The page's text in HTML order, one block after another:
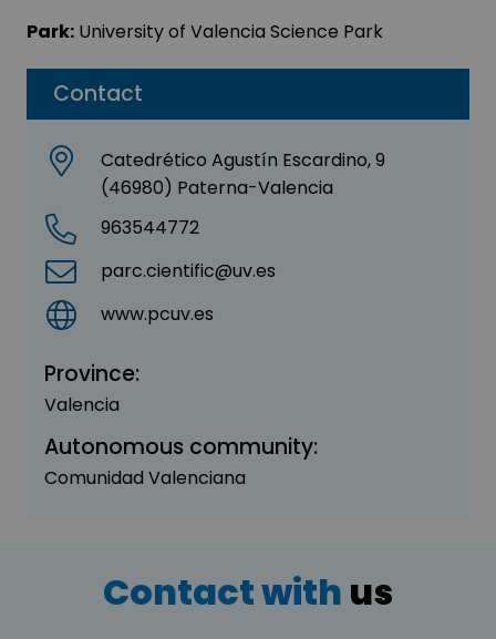
Contact
Catedrético Agustín Escardino, 9
(46980) Paterna-Valencia
963544772
parc.cientific@uv.es
www.pcuv.es
Province:
Valencia
Autonomous community:
Comunidad Valenciana
Park: University of Valencia Science Park
Contact with us